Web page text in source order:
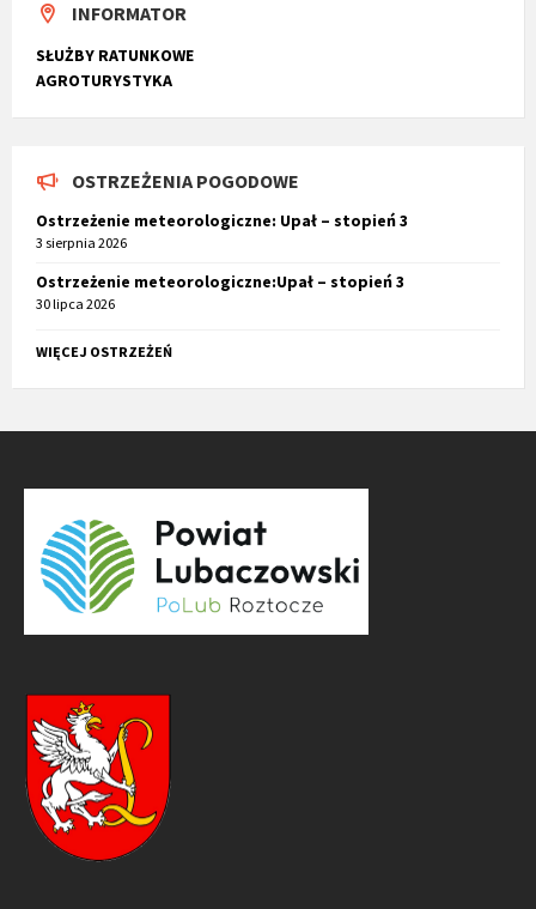
INFORMATOR
SŁUŻBY RATUNKOWE
AGROTURYSTYKA
OSTRZEŻENIA POGODOWE
Ostrzeżenie meteorologiczne: Upał – stopień 3
3 sierpnia 2026
Ostrzeżenie meteorologiczne:Upał – stopień 3
30 lipca 2026
WIĘCEJ OSTRZEŻEŃ